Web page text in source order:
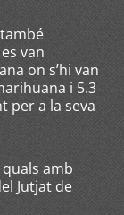
van
on s’hi van
i 5.3
per a la seva
amb
Jutjat de